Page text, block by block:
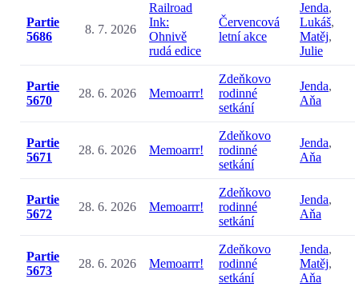
Partie
5686
8. 7. 2026
Railroad
Ink:
Ohnivě
rudá edice
Červencová
letní akce
Jenda,
Lukáš,
Matěj,
Julie
Partie
5670
28. 6. 2026 Memoarrr!
Zdeňkovo
rodinné
setkání
Jenda,
Aňa
Partie
5671
28. 6. 2026 Memoarrr!
Zdeňkovo
rodinné
setkání
Jenda,
Aňa
Partie
5672
28. 6. 2026 Memoarrr!
Zdeňkovo
rodinné
setkání
Jenda,
Aňa
Partie
5673
28. 6. 2026 Memoarrr!
Zdeňkovo
rodinné
setkání
Jenda,
Matěj,
Aňa